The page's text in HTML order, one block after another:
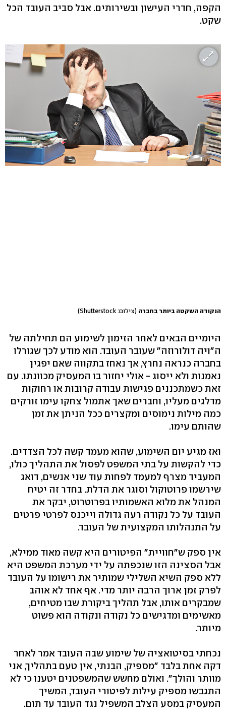
הקפה, חדרי העישון ובשירותים. אבל סביב העובד הכל
שקט.
הנקודה השקטה ביותר בחברה (צילום: Shutterstock)
היומיים הבאים לאחר הזימון לשימוע הם תחילתה של
ה"ויה דולורוזה" שעובר העובד. הוא מודע לכך שגורלו
בחברה כנראה נחרץ, אך נאחז בתקווה שאם יפגין
נאמנות ולא ייסוג - אולי יחזור בו המעסיק מכוונתו. עם
זאת כשמתכננים פגישות עבודה קרובות או רחוקות
מדלגים מעליו, וחברים שאך אתמול צחקו עימו זורקים
כמה מילות נימוסים ומקצרים ככל הניתן את זמן
שהותם עימו.
ואז מגיע יום השימוע, שהוא מעמד קשה לכל הצדדים.
כדי להקשות על בתי המשפט לפסול את התהליך כולו,
המעביד מצרף למעמד לפחות עוד שני אנשים, דואג
שירשמו פרוטוקול וסוגר את הדלת. בחדר זה יטיח
המנהל את מלוא האשמותיו בפרוטרוט, יבקר את
העובד על כל נקודה רעה גדולה וייכנס לפרטי פרטים
על התנהלותו המקצועית של העובד.
אין ספק ש"חוויית" הפיטורים היא קשה מאוד ממילא,
אבל הסצינה הזו שנכפתה על ידי מערכת המשפט היא
ללא ספק השיא השלילי שמותיר את רישומו על העובד
לפרק זמן ארוך הרבה יותר מדי. אף אחד לא אוהב
שמבקרים אותו, אבל תהליך ביקורת שבו מטיחים,
מאשימים ומדגישים כל נקודה ונקודה הוא פשוט
מיותר.
נכחתי בסיטואציה של שימוע שבה העובד אמר לאחר
דקה אחת בלבד "מספיק, הבנתי, אין טעם בתהליך, אני
מוותר והולך". ואולם מחשש שהמשפטנים יטענו כי לא
התגבשו מספיק עילות לפיטורי העובד, המשיך
המעסיק במסע הצלב המשפיל נגד העובד עד תום.